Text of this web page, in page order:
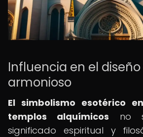
Influencia en el
armonioso
El simbolismo esotérico
templos alquímicos no
significado espiritual y